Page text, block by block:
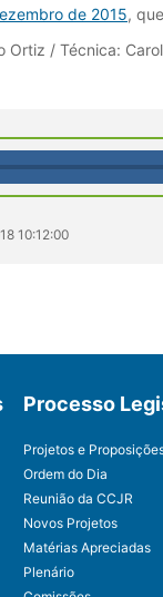
de 2015,
/ Técnica:
10:12:00
Processo
Projetos e
Ordem do Dia
Reunião da CCJR
Novos Projetos
Matérias Apreciadas
Plenário